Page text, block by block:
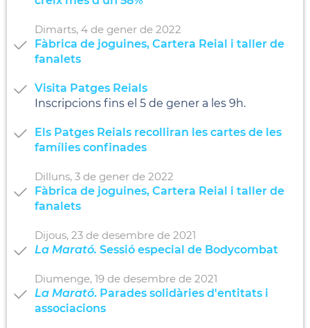
Dimarts, 4 de gener de 2022
Fàbrica de joguines, Cartera Reial i taller de
fanalets
Visita Patges Reials
Inscripcions fins el 5 de gener a les 9h.
Els Patges Reials recolliran les cartes de les
famílies confinades
Dilluns, 3 de gener de 2022
Fàbrica de joguines, Cartera Reial i taller de
fanalets
Dijous, 23 de desembre de 2021
La Marató. Sessió especial de Bodycombat
Diumenge, 19 de desembre de 2021
La Marató. Parades solidàries d'entitats i
associacions